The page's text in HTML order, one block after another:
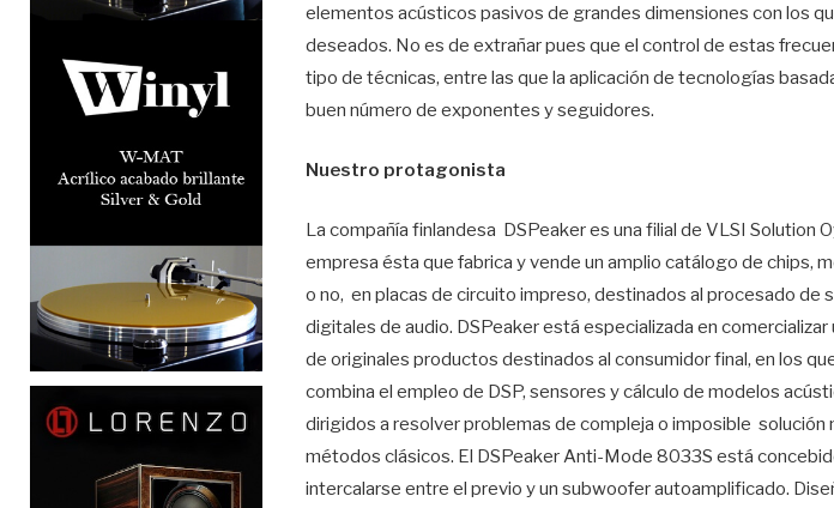
elementos acústicos pasivos de grandes dimensiones con los
deseados. No es de extrañar pues que el control de estas
tipo de técnicas, entre las que la aplicación de tecnologías
buen número de exponentes y seguidores.
Nuestro protagonista
La compañía finlandesa DSPeaker es una filial de VLSI Solution
empresa ésta que fabrica y vende un amplio catálogo de chips,
o no, en placas de circuito impreso, destinados al procesado de
digitales de audio. DSPeaker está especializada en comercializar
de originales productos destinados al consumidor final, en los
combina el empleo de DSP, sensores y cálculo de modelos
dirigidos a resolver problemas de compleja o imposible solución
métodos clásicos. El DSPeaker Anti-Mode 8033S está
intercalarse entre el previo y un subwoofer autoamplificado.